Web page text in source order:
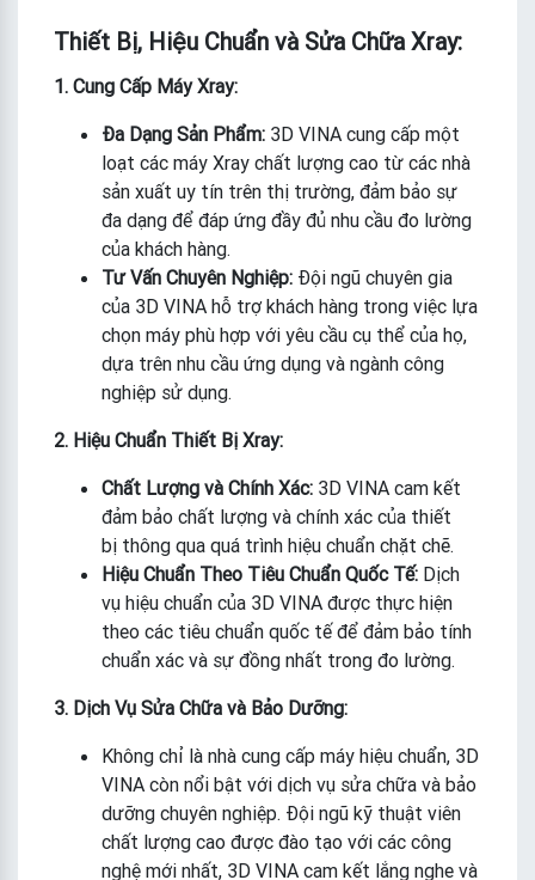
Thiết Bị, Hiệu Chuẩn và Sửa Chữa Xray:
1. Cung Cấp Máy Xray:
Đa Dạng Sản Phẩm: 3D VINA cung cấp một
loạt các máy Xray chất lượng cao từ các nhà
sản xuất uy tín trên thị trường, đảm bảo sự
đa dạng để đáp ứng đầy đủ nhu cầu đo lường
của khách hàng.
Tư Vấn Chuyên Nghiệp: Đội ngũ chuyên gia
của 3D VINA hỗ trợ khách hàng trong việc lựa
chọn máy phù hợp với yêu cầu cụ thể của họ,
dựa trên nhu cầu ứng dụng và ngành công
nghiệp sử dụng.
2. Hiệu Chuẩn Thiết Bị Xray:
Chất Lượng và Chính Xác: 3D VINA cam kết
đảm bảo chất lượng và chính xác của thiết
bị thông qua quá trình hiệu chuẩn chặt chẽ.
Hiệu Chuẩn Theo Tiêu Chuẩn Quốc Tế: Dịch
vụ hiệu chuẩn của 3D VINA được thực hiện
theo các tiêu chuẩn quốc tế để đảm bảo tính
chuẩn xác và sự đồng nhất trong đo lường.
3. Dịch Vụ Sửa Chữa và Bảo Dưỡng:
Không chỉ là nhà cung cấp máy hiệu chuẩn, 3D
VINA còn nổi bật với dịch vụ sửa chữa và bảo
dưỡng chuyên nghiệp. Đội ngũ kỹ thuật viên
chất lượng cao được đào tạo với các công
nghệ mới nhất, 3D VINA cam kết lắng nghe và